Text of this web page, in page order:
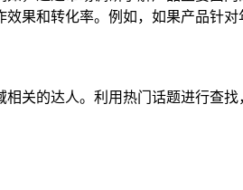
果和转化率。例如，如果产品针
关的达人。利用热门话题进行查